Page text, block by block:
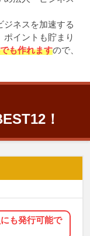
ジネスを加速する
イントも貯まり
も作れますので、
！
も発行可能で